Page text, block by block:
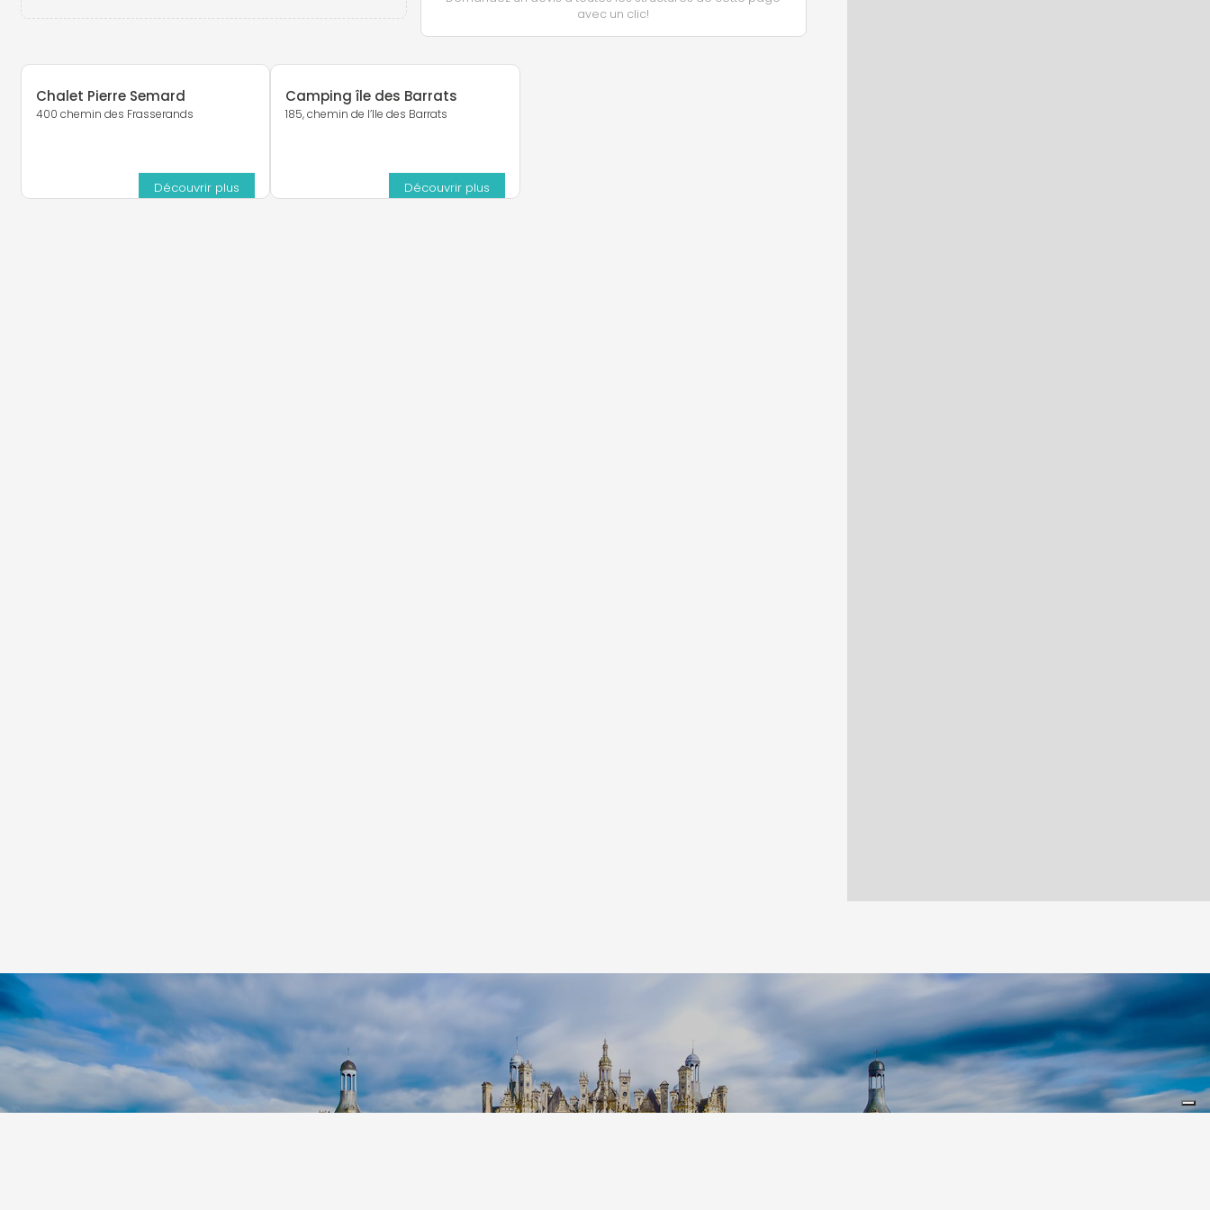
Leaflet|©Koobcamp S.r.l.
avec un clic!
Chalet Pierre Semard
400 chemin des Frasserands
Découvrir plus
Camping île des Barrats
185, chemin de l’Ile des Barrats
Découvrir plus